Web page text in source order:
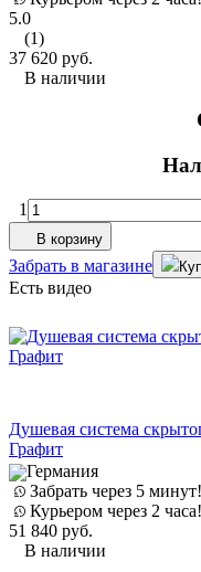
5.0
(1)
37 620 руб.
В наличии
1
В корзину
Забрать в магазине
Есть видео
Душевая система
Графит
Германия
Забрать через 5 минут!
Курьером через 2 часа!
51 840 руб.
В наличии